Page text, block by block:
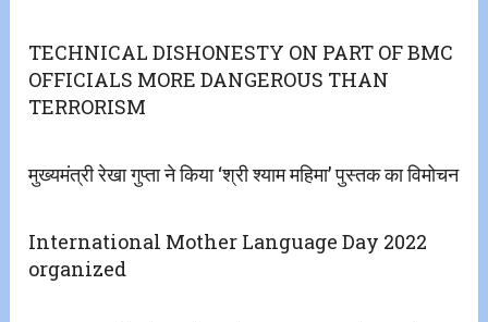
TECHNICAL DISHONESTY ON PART OF BMC
OFFICIALS MORE DANGEROUS THAN
TERRORISM
मुख्यमंत्री रेखा गुप्ता ने किया ‘श्री श्याम महिमा’ पुस्तक का विमोचन
International Mother Language Day 2022
organized